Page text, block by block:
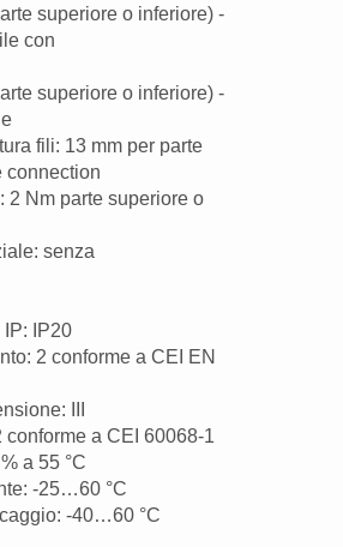
superiore o inferiore) -
con
superiore o inferiore) -
fili: 13 mm per parte
connection
2 Nm parte superiore o
senza
IP20
2 conforme a CEI EN
III
a CEI 60068-1
a 55 °C
-25…60 °C
-40…60 °C